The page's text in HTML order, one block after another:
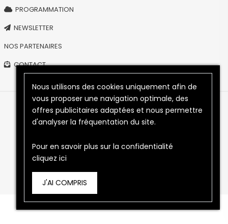
PROGRAMMATION
NEWSLETTER
NOS PARTENAIRES
CONTACT
Copyright © 2026PLEIN PHARE- Tous droits réservés.
Mentions légales
Confidentialité
Nous utilisons des cookies uniquement afin de
vous proposer une navigation optimale, des
offres publicitaires adaptées et nous permettre
d'analyser la fréquentation du site.
Pour en savoir plus sur la confidentialité
cliquez ici
J'AI COMPRIS